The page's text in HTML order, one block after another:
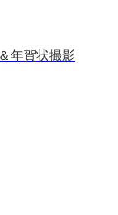
年賀状撮影